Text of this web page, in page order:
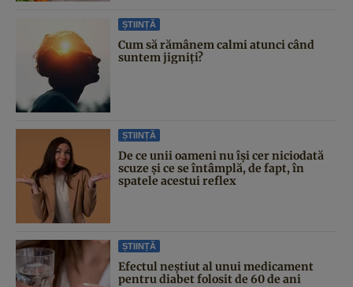
ȘTIINȚĂ
Cum să rămânem calmi atunci când
suntem jigniți?
ȘTIINȚĂ
De ce unii oameni nu își cer niciodată
scuze și ce se întâmplă, de fapt, în
spatele acestui reflex
ȘTIINȚĂ
Efectul neștiut al unui medicament
pentru diabet folosit de 60 de ani